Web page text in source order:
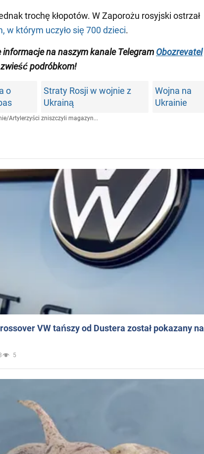
trochę kłopotów. W Zaporożu rosyjski ostrzał
w którym uczyło się 700 dzieci.
informacje na naszym kanale Telegram Obozrevatel
podróbkom!
o
Straty Rosji w wojnie z
Ukrainą
Wojna na
Ukrainie
/Artylerzyści zniszczyli magazyn...
VW tańszy od Dustera został pokazany na
5